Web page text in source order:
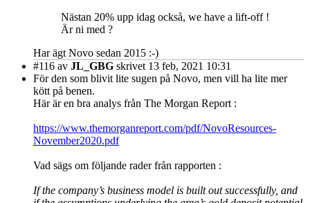
Nästan 20% upp idag också, we have a lift-off !
Är ni med ?
Har ägt Novo sedan 2015 :-)
#116 av JL_GBG skrivet 13 feb, 2021 10:31
För den som blivit lite sugen på Novo, men vill ha lite mer
kött på benen.
Här är en bra analys från The Morgan Report :
https://www.themorganreport.com/pdf/NovoResources-
November2020.pdf
Vad sägs om följande rader från rapporten :
If the company’s business model is built out successfully, and